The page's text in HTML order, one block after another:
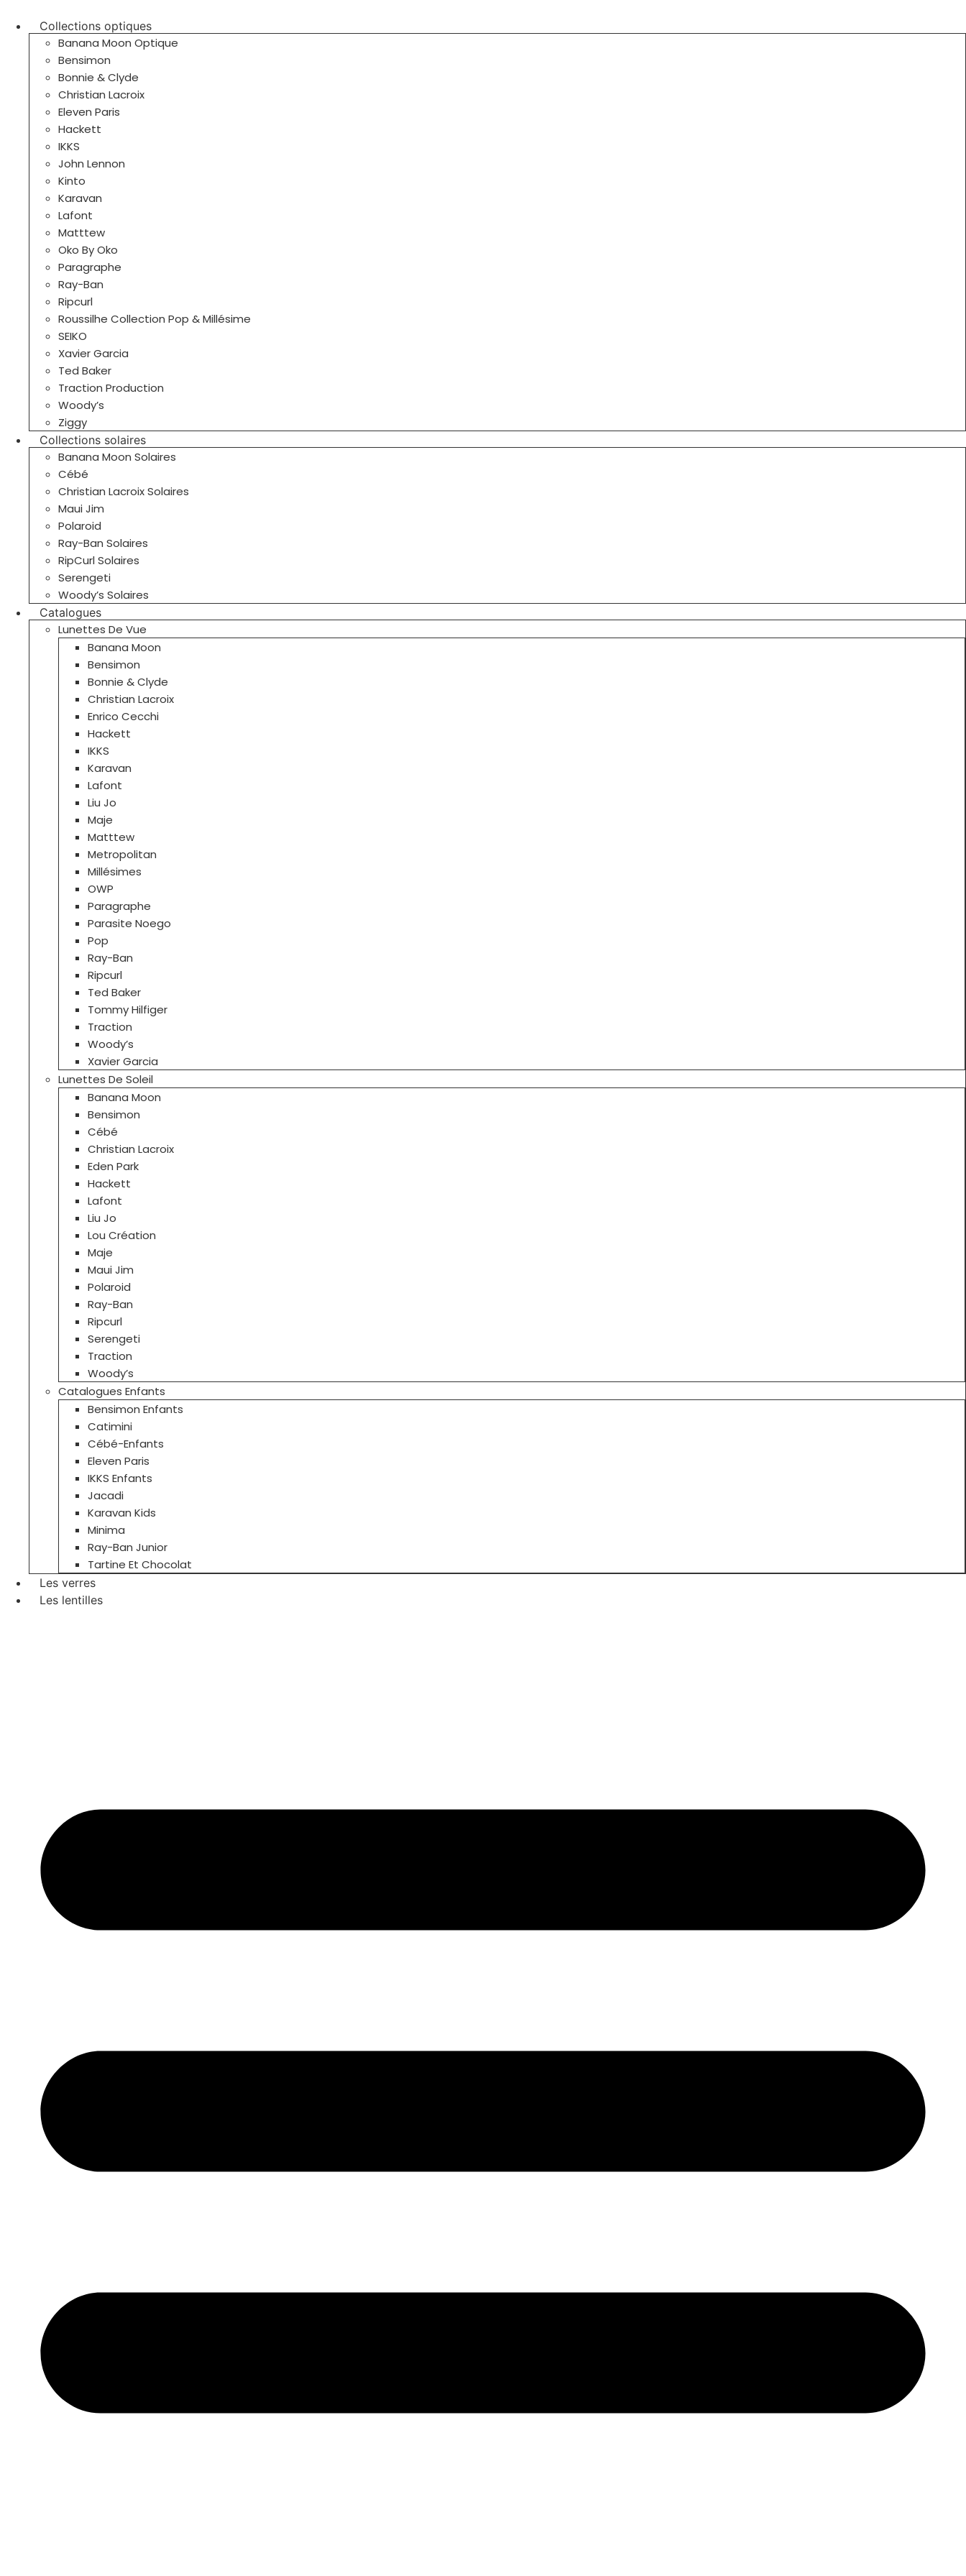
Collections optiques
Banana Moon Optique
Bensimon
Bonnie & Clyde
Christian Lacroix
Eleven Paris
Hackett
IKKS
John Lennon
Kinto
Karavan
Lafont
Matttew
Oko By Oko
Paragraphe
Ray-Ban
Ripcurl
Roussilhe Collection Pop & Millésime
SEIKO
Xavier Garcia
Ted Baker
Traction Production
Woody’s
Ziggy
Collections solaires
Banana Moon Solaires
Cébé
Christian Lacroix Solaires
Maui Jim
Polaroid
Ray-Ban Solaires
RipCurl Solaires
Serengeti
Woody’s Solaires
Catalogues
Lunettes De Vue
Banana Moon
Bensimon
Bonnie & Clyde
Christian Lacroix
Enrico Cecchi
Hackett
IKKS
Karavan
Lafont
Liu Jo
Maje
Matttew
Metropolitan
Millésimes
OWP
Paragraphe
Parasite Noego
Pop
Ray-Ban
Ripcurl
Ted Baker
Tommy Hilfiger
Traction
Woody’s
Xavier Garcia
Lunettes De Soleil
Banana Moon
Bensimon
Cébé
Christian Lacroix
Eden Park
Hackett
Lafont
Liu Jo
Lou Création
Maje
Maui Jim
Polaroid
Ray-Ban
Ripcurl
Serengeti
Traction
Woody’s
Catalogues Enfants
Bensimon Enfants
Catimini
Cébé-Enfants
Eleven Paris
IKKS Enfants
Jacadi
Karavan Kids
Minima
Ray-Ban Junior
Tartine Et Chocolat
Les verres
Les lentilles